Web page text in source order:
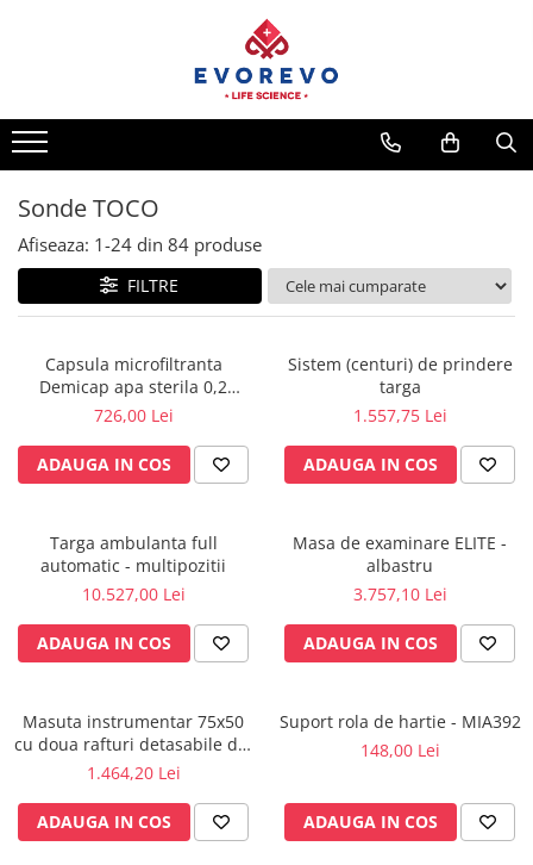
Medical
Nebulizatoare
Concentratoare oxigen
Dopplere
Pulsoximetrie
Senzori SpO2
Cabluri extensie
Capnometre
Negatoscoape
Perfuzomate
Injectomate
CPAP si AUTOCPAP
Instrumentar
Oxigenatoare
Statii gaze medicinale
Regulatoare presiune gaze
medicinale
Sonde TOCO
Afiseaza: 1-24 din 84 produse
FILTRE
Capsula microfiltranta
Demicap apa sterila 0,2
microni 60 cicluri cu gat gros
726,00 Lei
ADAUGA IN COS
Sistem (centuri) de prindere
targa
1.557,75 Lei
ADAUGA IN COS
Targa ambulanta full
automatic - multipozitii
10.527,00 Lei
ADAUGA IN COS
Masa de examinare ELITE -
albastru
3.757,10 Lei
ADAUGA IN COS
Masuta instrumentar 75x50
cu doua rafturi detasabile din
inox - M600879/I
1.464,20 Lei
ADAUGA IN COS
Suport rola de hartie - MIA392
148,00 Lei
ADAUGA IN COS